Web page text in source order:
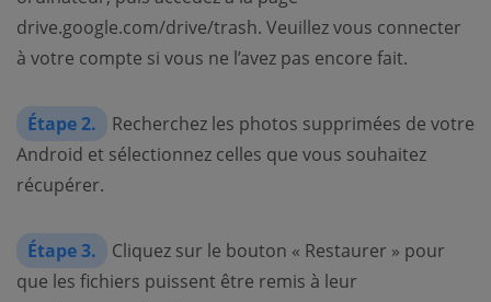
drive.google.com/drive/trash. Veuillez vous connecter
à votre compte si vous ne l’avez pas encore fait.
Étape 2.
Recherchez les photos supprimées de votre
Android et sélectionnez celles que vous souhaitez
récupérer.
Étape 3.
Cliquez sur le bouton « Restaurer » pour
que les fichiers puissent être remis à leur